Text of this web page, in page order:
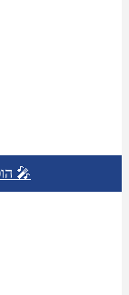
הופעות חיות בחו"ל 🎤